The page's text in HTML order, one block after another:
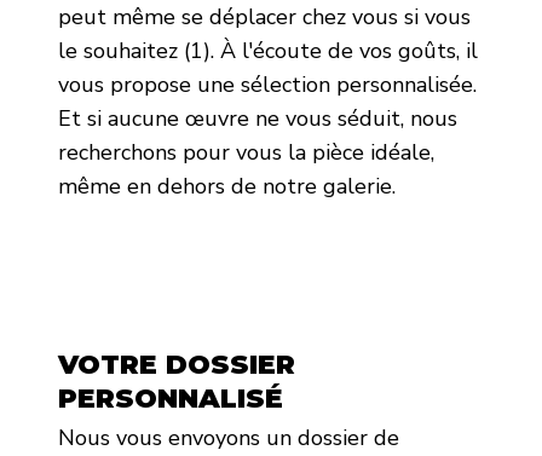
peut même se déplacer chez vous si vous
le souhaitez (1). À l'écoute de vos goûts, il
vous propose une sélection personnalisée.
Et si aucune œuvre ne vous séduit, nous
recherchons pour vous la pièce idéale,
même en dehors de notre galerie.
VOTRE DOSSIER
PERSONNALISÉ
Nous vous envoyons un dossier de